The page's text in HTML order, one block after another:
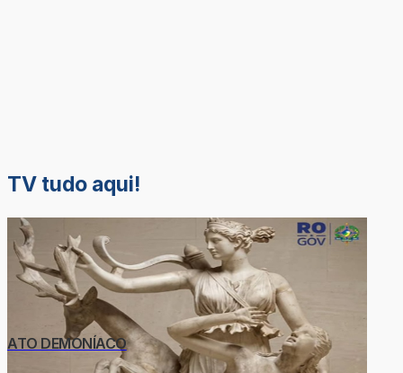
TV tudo aqui!
ATO DEMONÍACO